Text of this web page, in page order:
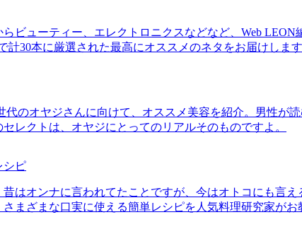
ビューティー、エレクトロニクスなどなど、Web
計30本に厳選された最高にオススメのネタをお届けしま
代のオヤジさんに向けて、オススメ美容を紹介。男性
レクトは、オヤジにとってのリアルそのものですよ。
シピ
昔はオンナに言われてたことですが、今はオトコにも言
まざまな口実に使える簡単レシピを人気料理研究家がお